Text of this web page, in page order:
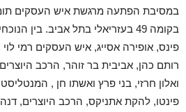
במסיבת הפתעה מרגשת איש העסקים
בקומה 49 בעזריאלי בתל אביב. בין
פינס, אופירה אסייג, איש העסקים רמי
רותם כהן, אביבית בר זוהר, הרכב
ואלון חרזי, בני פרץ ואשתו חן , המנטליסט
פינטו, להקת אתניקס, הרכב היוצרים, דנה